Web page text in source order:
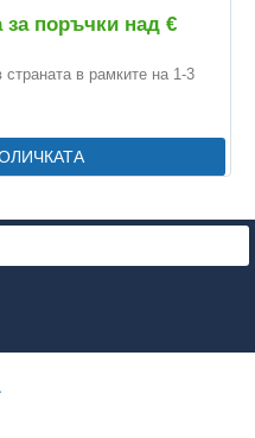
за поръчки над €
в рамките на 1-3